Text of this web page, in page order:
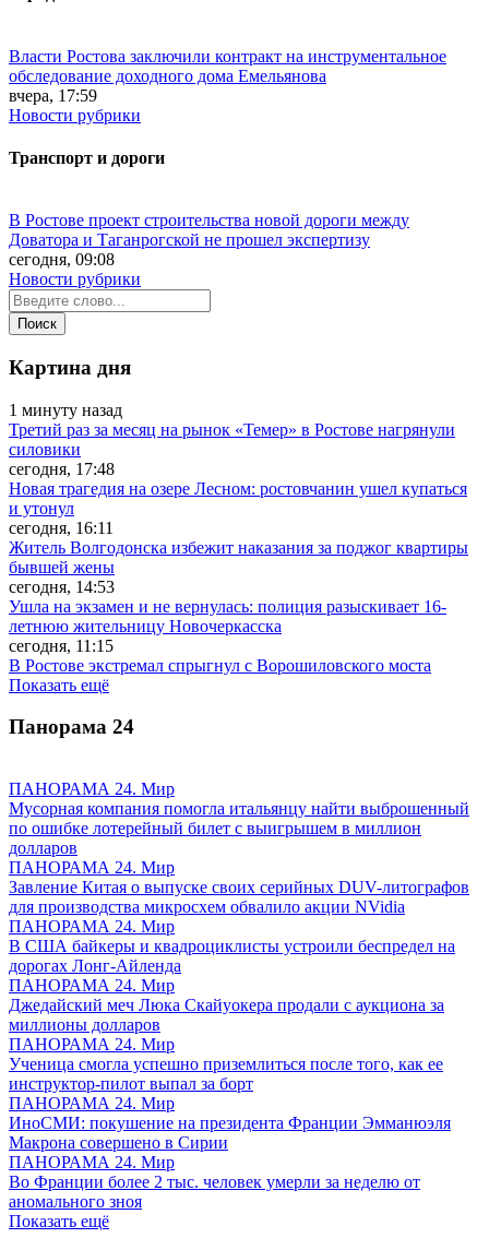
Власти Ростова заключили контракт на инструментальное
обследование доходного дома Емельянова
вчера, 17:59
Новости рубрики
Транспорт и дороги
В Ростове проект строительства новой дороги между
Доватора и Таганрогской не прошел экспертизу
сегодня, 09:08
Новости рубрики
Картина дня
1 минуту назад
Третий раз за месяц на рынок «Темер» в Ростове нагрянули
силовики
сегодня, 17:48
Новая трагедия на озере Лесном: ростовчанин ушел купаться
и утонул
сегодня, 16:11
Житель Волгодонска избежит наказания за поджог квартиры
бывшей жены
сегодня, 14:53
Ушла на экзамен и не вернулась: полиция разыскивает 16-
летнюю жительницу Новочеркасска
сегодня, 11:15
В Ростове экстремал спрыгнул с Ворошиловского моста
Показать ещё
Панорама 24
ПАНОРАМА 24. Мир
Мусорная компания помогла итальянцу найти выброшенный
по ошибке лотерейный билет с выигрышем в миллион
долларов
ПАНОРАМА 24. Мир
Завление Китая о выпуске своих серийных DUV-литографов
для производства микросхем обвалило акции NVidia
ПАНОРАМА 24. Мир
В США байкеры и квадроциклисты устроили беспредел на
дорогах Лонг-Айленда
ПАНОРАМА 24. Мир
Джедайский меч Люка Скайуокера продали с аукциона за
миллионы долларов
ПАНОРАМА 24. Мир
Ученица смогла успешно приземлиться после того, как ее
инструктор-пилот выпал за борт
ПАНОРАМА 24. Мир
ИноСМИ: покушение на президента Франции Эмманюэля
Макрона совершено в Сирии
ПАНОРАМА 24. Мир
Во Франции более 2 тыс. человек умерли за неделю от
аномального зноя
Показать ещё